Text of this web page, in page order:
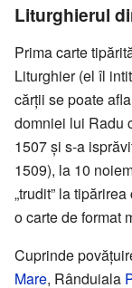
Liturghierul
Prima carte
Liturghier (el îl
cărții se poate
domniei lui Radu
1507 și s-a
1509), la 10
„trudit” la
o carte de format
Cuprinde
Mare, Rânduiala